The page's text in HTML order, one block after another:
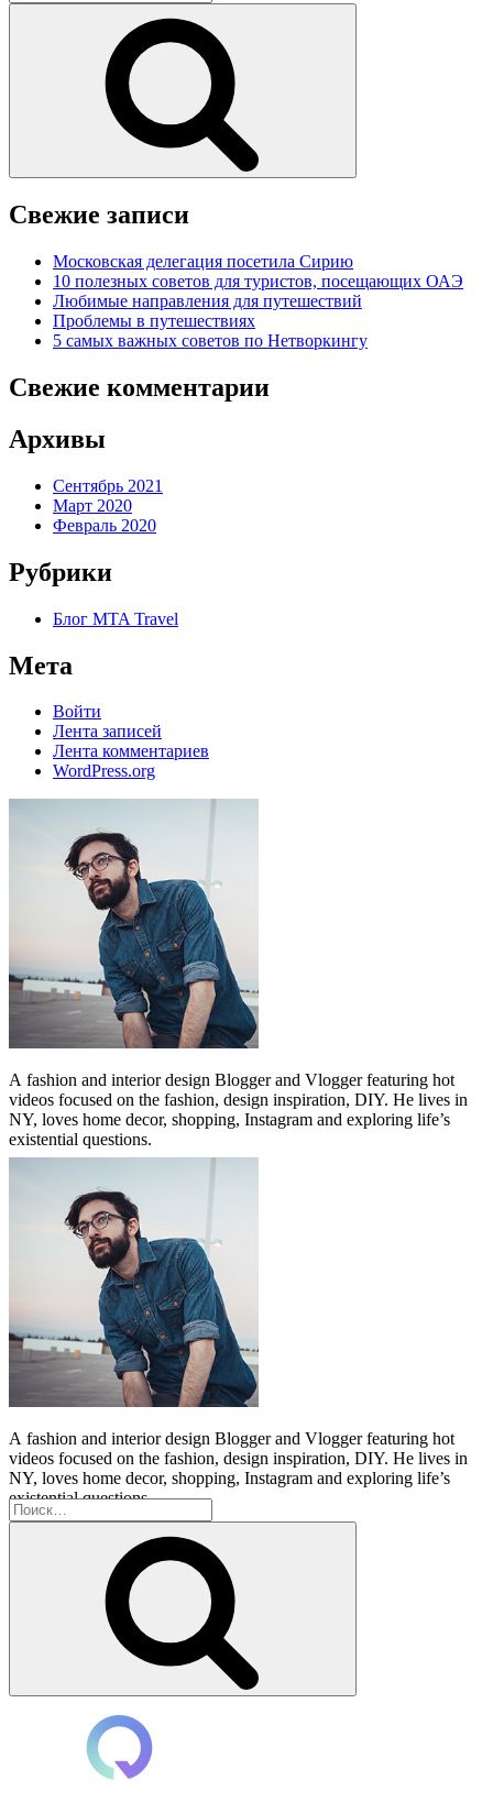
Свежие записи
Московская делегация посетила Сирию
10 полезных советов для туристов, посещающих ОАЭ
Любимые направления для путешествий
Проблемы в путешествиях
5 самых важных советов по Нетворкингу
Свежие комментарии
Архивы
Сентябрь 2021
Март 2020
Февраль 2020
Рубрики
Блог MTA Travel
Мета
Войти
Лента записей
Лента комментариев
WordPress.org
A fashion and interior design Blogger and Vlogger featuring hot
videos focused on the fashion, design inspiration, DIY. He lives in
NY, loves home decor, shopping, Instagram and exploring life’s
existential questions.
A fashion and interior design Blogger and Vlogger featuring hot
videos focused on the fashion, design inspiration, DIY. He lives in
NY, loves home decor, shopping, Instagram and exploring life’s
existential questions.
Искать: